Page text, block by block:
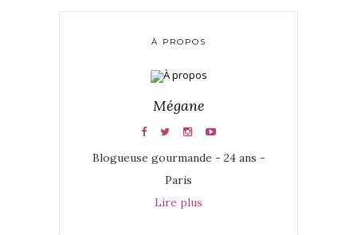
À PROPOS
Mégane
Blogueuse gourmande - 24 ans -
Paris
Lire plus